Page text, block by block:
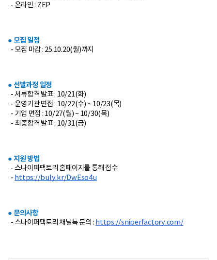
- 온라인 : ZEP
● 모집 일정
- 모집 마감 : 25.10.20(월)까지
● 선발과정 일정
- 서류합격 발표 : 10/21(화)
- 운영기관 면접 : 10/22(수) ~ 10/23(목)
- 기업 면접 : 10/27(월) ~ 10/30(목)
- 최종합격 발표 : 10/31(금)
● 지원 방법
- 스나이퍼팩토리 홈페이지를 통해 접수
- https://buly.kr/DwEso4u
● 문의사항
- 스나이퍼팩토리 채널톡 문의 : https://sniperfactory.com/